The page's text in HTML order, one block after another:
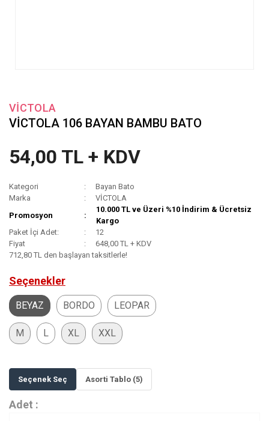
VİCTOLA
VİCTOLA 106 BAYAN BAMBU BATO
54,00 TL + KDV
Kategori
Bayan Bato
Marka
VİCTOLA
Promosyon
10.000 TL ve Üzeri %10 İndirim & Ücretsiz
Kargo
Paket İçi Adet:
12
Fiyat
648,00 TL + KDV
712,80 TL den başlayan taksitlerle!
Seçenekler
BEYAZ BORDO LEOPAR
M L XL XXL
Seçenek Seç Asorti Tablo (5)
Adet :